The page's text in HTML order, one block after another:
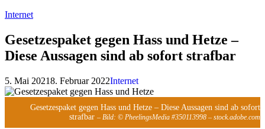
Internet
Gesetzespaket gegen Hass und Hetze –
Diese Aussagen sind ab sofort strafbar
5. Mai 20218. Februar 2022Internet
Gesetzespaket gegen Hass und Hetze – Diese Aussagen sind ab sofort
strafbar – Bild: © PheelingsMedia #350113998 – stock.adobe.com